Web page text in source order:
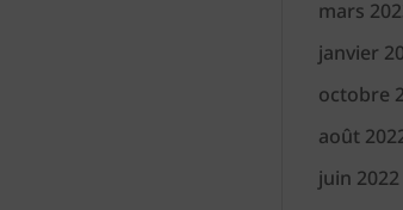
mars
janvier
octobre
août
juin 2022